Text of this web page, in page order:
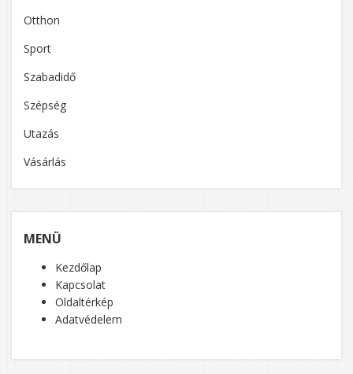
Otthon
Sport
Szabadidő
Szépség
Utazás
Vásárlás
MENÜ
Kezdőlap
Kapcsolat
Oldaltérkép
Adatvédelem